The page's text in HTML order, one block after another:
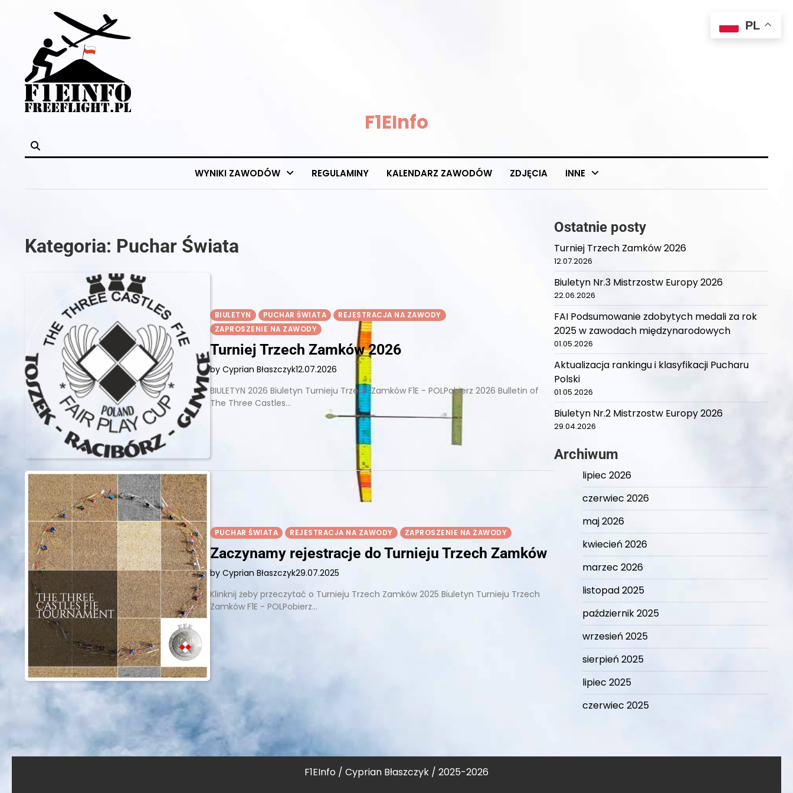
content
F1EInfo
WYNIKI ZAWODÓW REGULAMINY KALENDARZ ZAWODÓW ZDJĘCIA INNE
Kategoria: Puchar Świata
BIULETYN PUCHAR ŚWIATA
REJESTRACJA NA ZAWODY
ZAPROSZENIE NA ZAWODY
Turniej Trzech Zamków 2026
by Cyprian Błaszczyk12.07.2026
BIULETYN 2026 Biuletyn Turnieju Trzech Zamków F1E - POLPobierz 2026 Bulletin of
The Three Castles…
PUCHAR ŚWIATA REJESTRACJA NA ZAWODY ZAPROSZENIE NA ZAWODY
Zaczynamy rejestracje do Turnieju Trzech Zamków
by Cyprian Błaszczyk29.07.2025
Klinknij żeby przeczytać o Turnieju Trzech Zamków 2025 Biuletyn Turnieju Trzech
Zamków F1E - POLPobierz…
Ostatnie posty
Turniej Trzech Zamków 2026
12.07.2026
Biuletyn Nr.3 Mistrzostw Europy 2026
22.06.2026
FAI Podsumowanie zdobytych medali za rok
2025 w zawodach międzynarodowych
01.05.2026
Aktualizacja rankingu i klasyfikacji Pucharu
Polski
01.05.2026
Biuletyn Nr.2 Mistrzostw Europy 2026
29.04.2026
Archiwum
lipiec 2026
czerwiec 2026
maj 2026
kwiecień 2026
marzec 2026
listopad 2025
październik 2025
wrzesień 2025
sierpień 2025
lipiec 2025
czerwiec 2025
F1EInfo / Cyprian Błaszczyk / 2025-2026
PL